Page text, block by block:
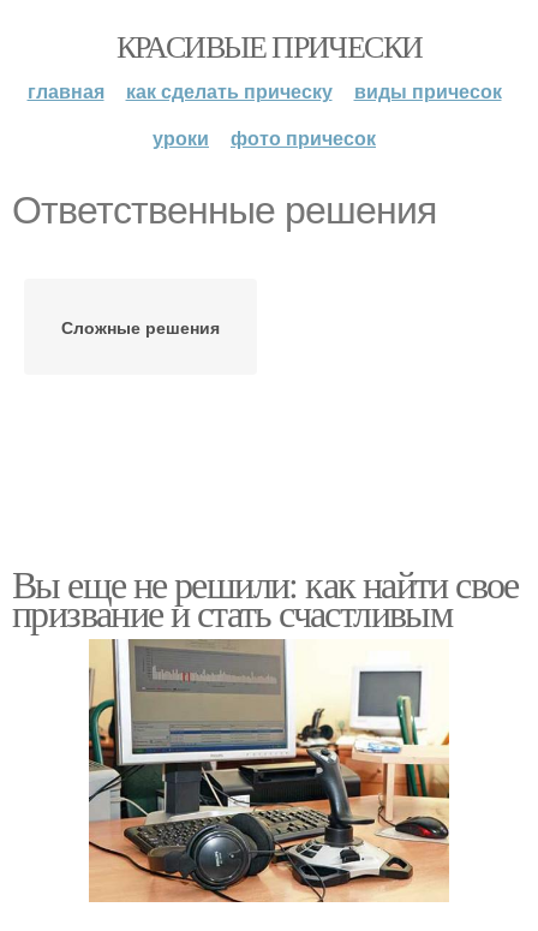
КРАСИВЫЕ ПРИЧЕСКИ
главная как сделать прическу
виды причесок
уроки
фото причесок
Ответственные решения
Сложные решения
Вы еще не решили: как найти свое
призвание и стать счастливым